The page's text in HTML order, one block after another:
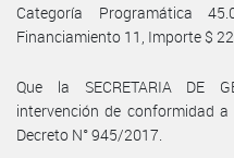
Categoría Programática
Financiamiento 11, Importe $
Que la SECRETARIA DE
intervención de conformidad
Decreto N° 945/2017.